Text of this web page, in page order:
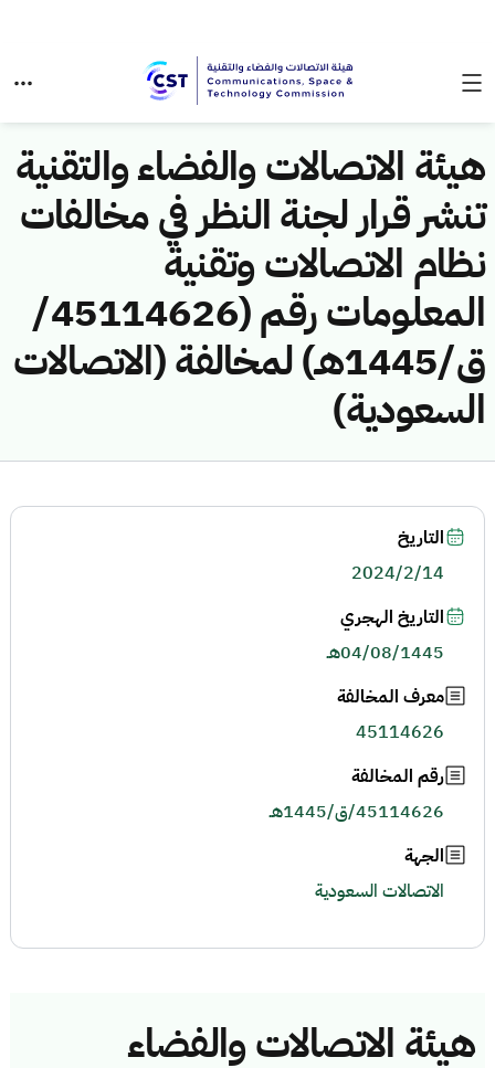
هيئة الاتصالات والفضاء والتقنية
تنشر قرار لجنة النظر في مخالفات
نظام الاتصالات وتقنية
المعلومات رقم (45114626/
ق/1445هـ) لمخالفة (الاتصالات
السعودية)
هيئة الاتصالات والفضاء
التاريخ
2024/2/14
التاريخ الهجري
04/08/1445هـ
معرف المخالفة
45114626
رقم المخالفة
45114626/ق/1445هـ
الجهة
الاتصالات السعودية